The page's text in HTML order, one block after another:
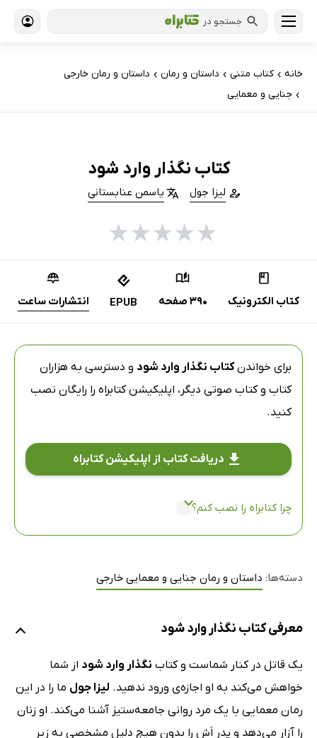
جستجو در
خانه › کتاب‌ متنی › داستان و رمان › داستان و رمان خارجی
› جنایی و معمایی
کتاب نگذار وارد شود
لیزا جول یاسمن عنابستانی
★
★
★
★
★
کتاب الکترونیک 390 صفحه EPUB انتشارات ساعت
برای خواندنکتاب نگذار وارد شود و دسترسی به هزاران
کتاب و کتاب صوتی دیگر، اپلیکیشن کتابراه را رایگان نصب
کنید.
دریافت کتاب از اپلیکیشن کتابراه
چرا کتابراه را نصب کنم؟
دسته‌ها: داستان و رمان جنایی و معمایی خارجی
معرفی کتاب نگذار وارد شود
یک قاتل در کنار شماست و کتاب نگذار وارد شود از شما
خواهش می‌کند به او اجازه‌ی ورود ندهید. لیزا جول ما را در این
رمان معمایی با یک مرد روانی جامعه‌ستیز آشنا می‌کند. او زنان
را آزار می‌دهد و پدر اَش را بدون هیچ دلیل مشخصی به زیر